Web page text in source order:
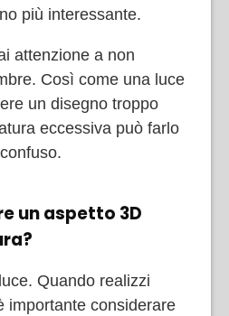
più interessante.
attenzione a non
Così come una luce
un disegno troppo
eccessiva può farlo
un aspetto 3D
Quando realizzi
importante considerare